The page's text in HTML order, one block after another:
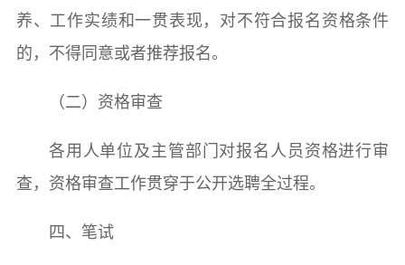
养、工作实绩和一贯表现，对不符合报名资格条件
的，不得同意或者推荐报名。
（二）资格审查
各用人单位及主管部门对报名人员资格进行审
查，资格审查工作贯穿于公开选聘全过程。
四、笔试